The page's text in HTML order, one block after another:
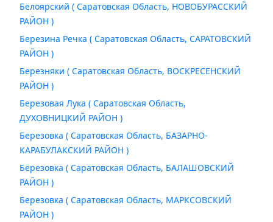
Белоярский ( Саратовская Область, НОВОБУРАССКИЙ
РАЙОН )
Березина Речка ( Саратовская Область, САРАТОВСКИЙ
РАЙОН )
Березняки ( Саратовская Область, ВОСКРЕСЕНСКИЙ
РАЙОН )
Березовая Лука ( Саратовская Область,
ДУХОВНИЦКИЙ РАЙОН )
Березовка ( Саратовская Область, БАЗАРНО-
КАРАБУЛАКСКИЙ РАЙОН )
Березовка ( Саратовская Область, БАЛАШОВСКИЙ
РАЙОН )
Березовка ( Саратовская Область, МАРКСОВСКИЙ
РАЙОН )